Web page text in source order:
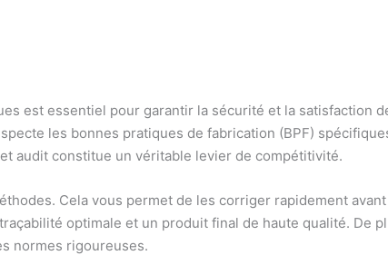
est essentiel pour garantir la sécurité et la satisfaction
les bonnes pratiques de fabrication (BPF)
audit constitue un véritable levier de compétitivité.
Cela vous permet de les corriger rapidement avant
optimale et un produit final de haute qualité. De
normes rigoureuses.